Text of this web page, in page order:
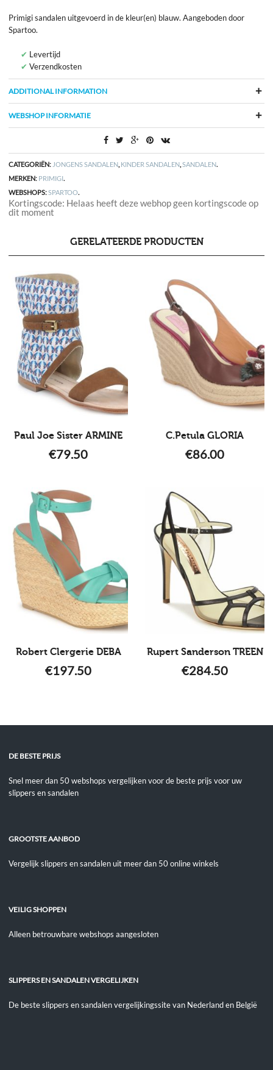
Primigi sandalen uitgevoerd in de kleur(en) blauw. Aangeboden door
Spartoo.
Levertijd
Verzendkosten
ADDITIONAL INFORMATION
WEBSHOP INFORMATIE
CATEGORIËN: JONGENS SANDALEN, KINDER SANDALEN,SANDALEN.
MERKEN: PRIMIGI.
WEBSHOPS:SPARTOO.
Kortingscode: Helaas heeft deze webhop geen kortingscode op
dit moment
GERELATEERDE PRODUCTEN
Paul Joe Sister ARMINE
€79.50
C.Petula GLORIA
€86.00
Robert Clergerie DEBA
€197.50
Rupert Sanderson TREEN
€284.50
DE BESTE PRIJS
Snel meer dan 50 webshops vergelijken voor de beste prijs voor uw
slippers en sandalen
GROOTSTE AANBOD
Vergelijk slippers en sandalen uit meer dan 50 online winkels
VEILIG SHOPPEN
Alleen betrouwbare webshops aangesloten
SLIPPERS EN SANDALEN VERGELIJKEN
De beste slippers en sandalen vergelijkingssite van Nederland en België